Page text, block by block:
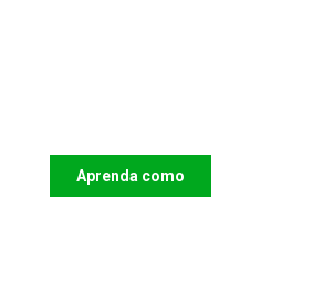
Aprenda como